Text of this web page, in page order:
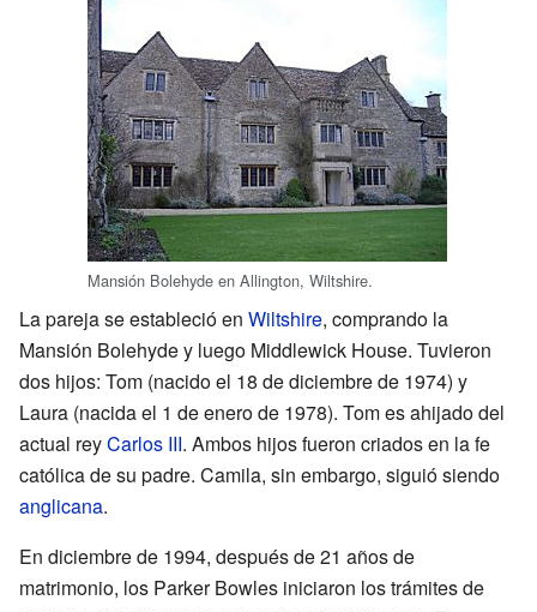
Mansión Bolehyde en Allington, Wiltshire.
La pareja se estableció en Wiltshire, comprando la
Mansión Bolehyde y luego Middlewick House. Tuvieron
dos hijos: Tom (nacido el 18 de diciembre de 1974) y
Laura (nacida el 1 de enero de 1978). Tom es ahijado del
actual reyCarlos III. Ambos hijos fueron criados en la fe
católica de su padre. Camila, sin embargo, siguió siendo
anglicana.
En diciembre de 1994, después de 21 años de
matrimonio, los Parker Bowles iniciaron los trámites de